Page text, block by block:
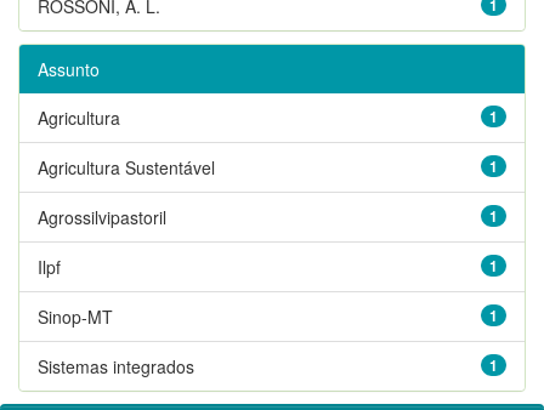
ROSSONI, A. L.
Assunto
1
Agricultura
1
Agricultura Sustentável
1
Agrossilvipastoril
1
Ilpf
1
Sinop-MT
1
Sistemas integrados